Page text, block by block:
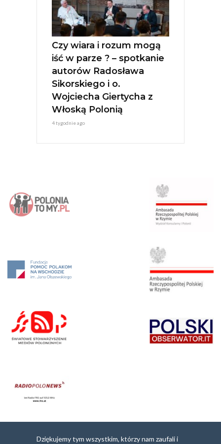
Czy wiara i rozum mogą
iść w parze ? – spotkanie
autorów Radosława
Sikorskiego i o.
Wojciecha Giertycha z
Włoską Polonią
4 tygodnie ago
Dziękujemy tym wszystkim, którzy nam zaufali i